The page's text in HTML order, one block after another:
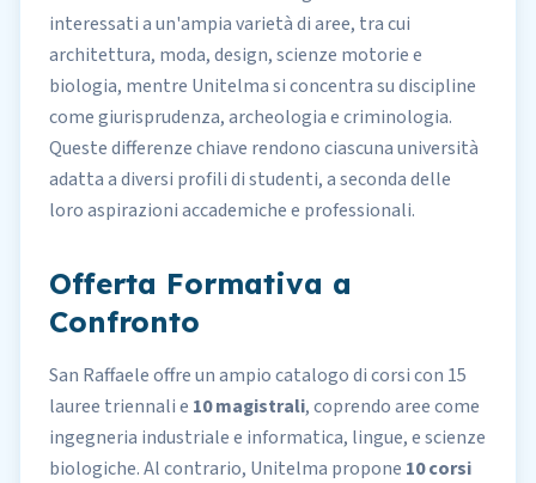
interessati a un'ampia varietà di aree, tra cui
architettura, moda, design, scienze motorie e
biologia, mentre Unitelma si concentra su discipline
come giurisprudenza, archeologia e criminologia.
Queste differenze chiave rendono ciascuna università
adatta a diversi profili di studenti, a seconda delle
loro aspirazioni accademiche e professionali.
Offerta Formativa a
Confronto
San Raffaele offre un ampio catalogo di corsi con 15
lauree triennali e 10 magistrali, coprendo aree come
ingegneria industriale e informatica, lingue, e scienze
biologiche. Al contrario, Unitelma propone 10 corsi